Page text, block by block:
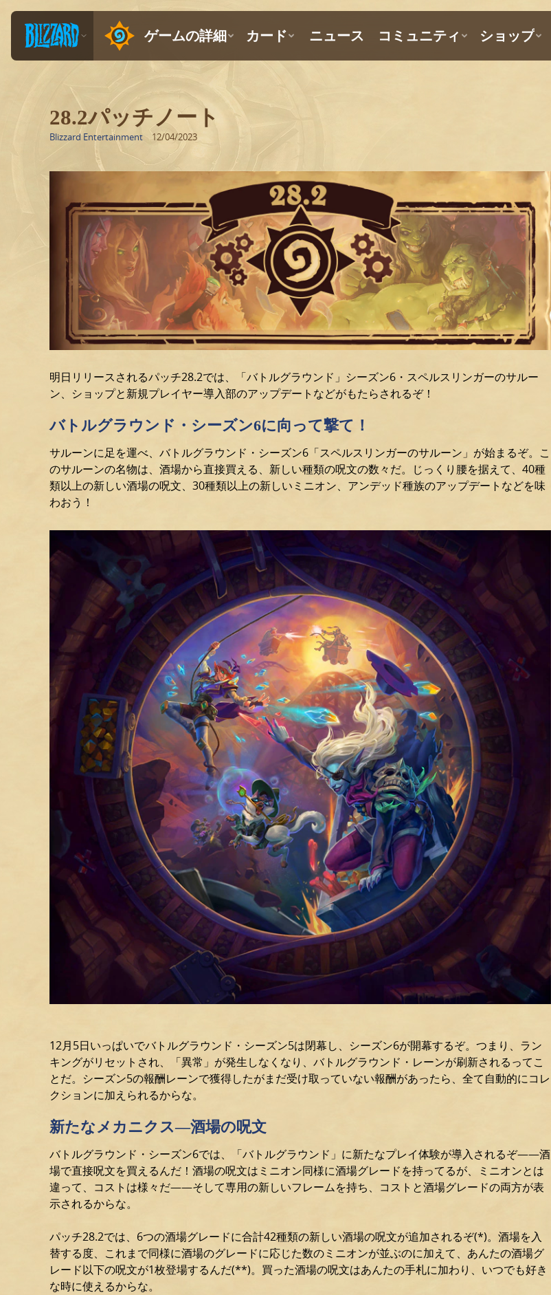
28.2パッチノート
Blizzard Entertainment 12/04/2023
明日リリースされるパッチ28.2では、「バトルグラウンド」シーズン6・スペルスリンガーのサルー
ン、ショップと新規プレイヤー導入部のアップデートなどがもたらされるぞ！
バトルグラウンド・シーズン6に向って撃て！
サルーンに足を運べ、バトルグラウンド・シーズン6「スペルスリンガーのサルーン」が始まるぞ。こ
のサルーンの名物は、酒場から直接買える、新しい種類の呪文の数々だ。じっくり腰を据えて、40種
類以上の新しい酒場の呪文、30種類以上の新しいミニオン、アンデッド種族のアップデートなどを味
わおう！
12月5日いっぱいでバトルグラウンド・シーズン5は閉幕し、シーズン6が開幕するぞ。つまり、ラン
キングがリセットされ、「異常」が発生しなくなり、バトルグラウンド・レーンが刷新されるってこ
とだ。シーズン5の報酬レーンで獲得したがまだ受け取っていない報酬があったら、全て自動的にコレ
クションに加えられるからな。
新たなメカニクス—酒場の呪文
バトルグラウンド・シーズン6では、「バトルグラウンド」に新たなプレイ体験が導入されるぞ――酒
場で直接呪文を買えるんだ！酒場の呪文はミニオン同様に酒場グレードを持ってるが、ミニオンとは
違って、コストは様々だ――そして専用の新しいフレームを持ち、コストと酒場グレードの両方が表
示されるからな。
パッチ28.2では、6つの酒場グレードに合計42種類の新しい酒場の呪文が追加されるぞ(*)。酒場を入
替する度、これまで同様に酒場のグレードに応じた数のミニオンが並ぶのに加えて、あんたの酒場グ
レード以下の呪文が1枚登場するんだ(**)。買った酒場の呪文はあんたの手札に加わり、いつでも好き
な時に使えるからな。